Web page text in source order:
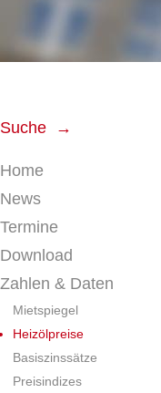
Suche →
Home
News
Termine
Download
Zahlen & Daten
Mietspiegel
Heizölpreise
Basiszinssätze
Preisindizes